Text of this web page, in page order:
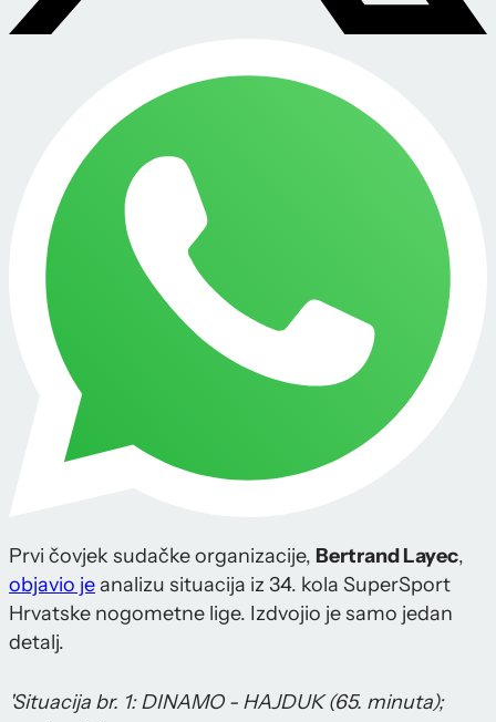
Prvi čovjek sudačke organizacije, Bertrand Layec,
objavio jeanalizu situacija iz 34. kola SuperSport
Hrvatske nogometne lige. Izdvojio je samo jedan
detalj.
'Situacija br. 1: DINAMO - HAJDUK (65. minuta);